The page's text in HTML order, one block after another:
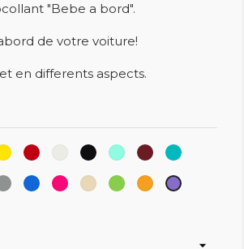
"Bebe a bord".
de votre voiture!
en differents aspects.
JauneRougeBlancNoir MentheRougeTurquoise
Gris
Bleu
RoseBeigeVert
OrangeLavande